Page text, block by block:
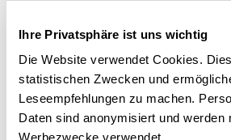
Ihre Privatsphäre ist uns wichtig
Die Website verwendet Cookies.
statistischen Zwecken und
Leseempfehlungen zu machen.
Daten sind anonymisiert und werden
Werbezwecke verwendet.
Stephanie Blättler